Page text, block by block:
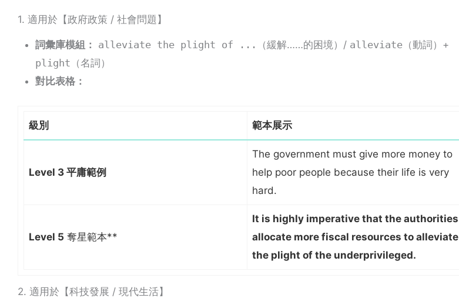
1. 適用於【政府政策 / 社會問題】
詞彙庫模組： alleviate the plight of ... （緩解……的困境）/ alleviate （動詞）+
plight （名詞）
對比表格：
級別 範本展示
Level 3 平庸範例
The government must give more money to
help poor people because their life is very
hard.
Level 5 奪星範本**
It is highly imperative that the authorities
allocate more fiscal resources to alleviate
the plight of the underprivileged.
2. 適用於【科技發展 / 現代生活】